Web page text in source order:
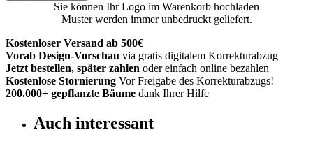
Sie können Ihr Logo im Warenkorb hochladen
Muster werden immer unbedruckt geliefert.
Kostenloser Versand ab 500€
Vorab Design-Vorschau via gratis digitalem Korrekturabzug
Jetzt bestellen, später zahlen oder einfach online bezahlen
Kostenlose Stornierung Vor Freigabe des Korrekturabzugs!
200.000+ gepflanzte Bäume dank Ihrer Hilfe
Auch interessant